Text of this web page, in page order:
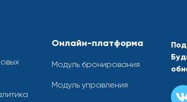
Онлайн-платформа
Модуль бронирования
Модуль управления